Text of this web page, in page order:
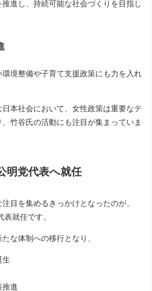
進し、持続可能な社会づくりを目指し
境整備や子育て支援政策にも力を入れ
本社会において、女性政策は重要なテ
竹谷氏の活動にも注目が集まっていま
明党代表へ就任
目を集めるきっかけとなったのが、
表就任です。
な体制への移行となり、
生
推進